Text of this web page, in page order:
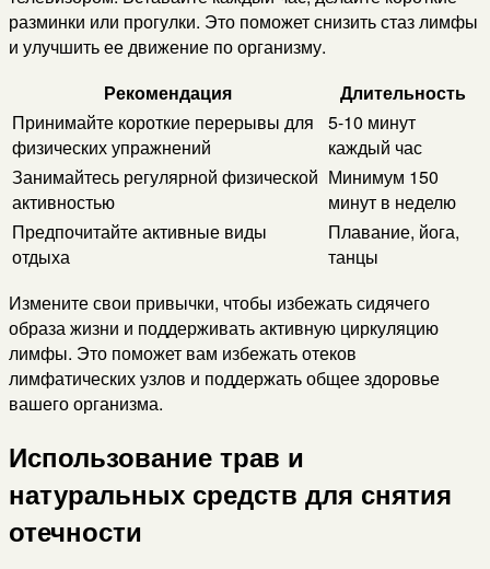
разминки или прогулки. Это поможет снизить стаз лимфы
и улучшить ее движение по организму.
Рекомендация
Длительность
Принимайте короткие перерывы для
физических упражнений
5-10 минут
каждый час
Занимайтесь регулярной физической
активностью
Минимум 150
минут в неделю
Предпочитайте активные виды
отдыха
Плавание, йога,
танцы
Измените свои привычки, чтобы избежать сидячего
образа жизни и поддерживать активную циркуляцию
лимфы. Это поможет вам избежать отеков
лимфатических узлов и поддержать общее здоровье
вашего организма.
Использование трав и
натуральных средств для снятия
отечности